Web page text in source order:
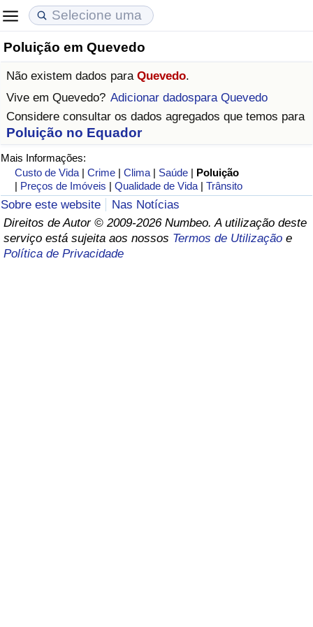
Poluição em Quevedo
Não existem dados para Quevedo.
Vive em Quevedo? Adicionar dadospara Quevedo
Considere consultar os dados agregados que temos para
Poluição no Equador
Mais Informações:
Custo de Vida |Crime |Clima | Saúde | Poluição
| Preços de Imóveis |Qualidade de Vida |Trânsito
Sobre este website
Nas Notícias
Direitos de Autor © 2009-2026 Numbeo. A utilização deste
serviço está sujeita aos nossos Termos de Utilização e
Política de Privacidade
Custo de Vida
Indicador de Custo de Vida
Indicador de Custo de Vida Por País
em Aqaba
Preços de Imóveis
Indicador de Preços de Imóveis
Indicador de Preços de Imóveis por País
Qualidade de Vida
Indicador de Qualidade de Vida (Atual)
Índice de qualidade de vida por país
Crime
Taxa do Indicador de Crime (Atual)